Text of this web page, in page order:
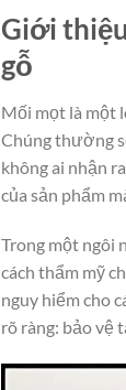
Giới
gỗ
Mối mọt là một
Chúng thường
không ai nhận
của sản phẩm
Trong một ngôi
cách thẩm mỹ
nguy hiểm cho
rõ ràng: bảo vệ